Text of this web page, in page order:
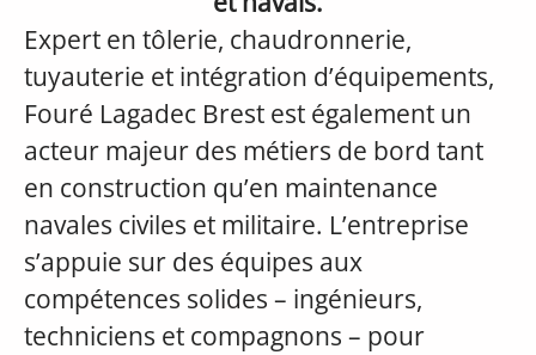
Expert en tôlerie, chaudronnerie,
tuyauterie et intégration d’équipements,
Fouré Lagadec Brest est également un
acteur majeur des métiers de bord tant
en construction qu’en maintenance
navales civiles et militaire. L’entreprise
s’appuie sur des équipes aux
compétences solides – ingénieurs,
techniciens et compagnons – pour